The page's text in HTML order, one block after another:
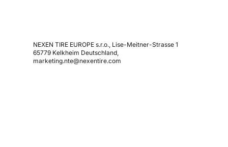
NEXEN TIRE EUROPE s.r.o., Lise-Meitner-Strasse 1
65779 Kelkheim Deutschland,
marketing.nte@nexentire.com